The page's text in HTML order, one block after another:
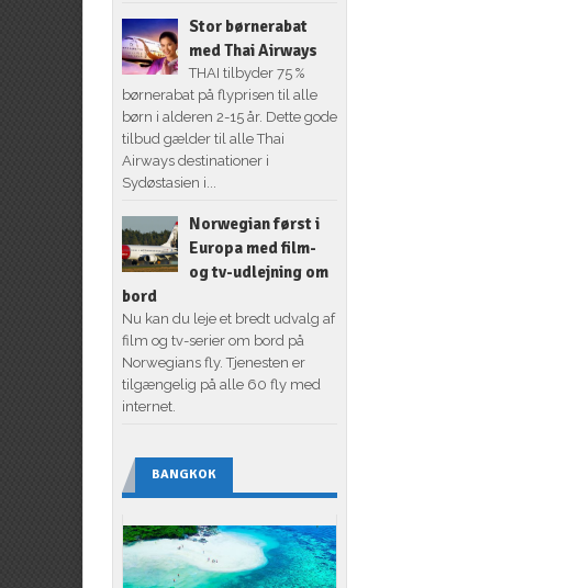
Stor børnerabat
med Thai Airways
THAI tilbyder 75 %
børnerabat på flyprisen til alle
børn i alderen 2-15 år. Dette gode
tilbud gælder til alle Thai
Airways destinationer i
Sydøstasien i...
Norwegian først i
Europa med film-
og tv-udlejning om
bord
Nu kan du leje et bredt udvalg af
film og tv-serier om bord på
Norwegians fly. Tjenesten er
tilgængelig på alle 60 fly med
internet.
BANGKOK